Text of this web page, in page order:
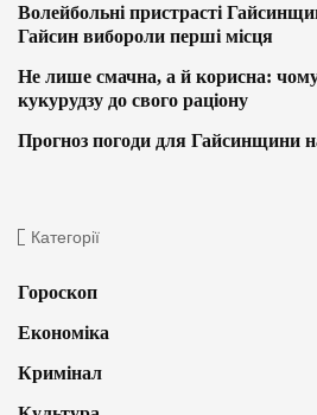
Волейбольні пристрасті
Гайсин вибороли перші місця
Не лише смачна, а й корисна:
кукурудзу до свого раціону
Прогноз погоди для Гайсинщини
Категорії
Гороскоп
Економіка
Кримінал